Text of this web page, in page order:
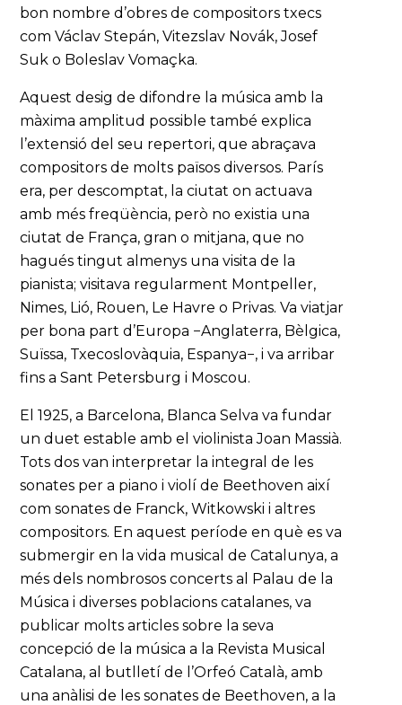
bon nombre d’obres de compositors txecs
com Václav Stepán, Vitezslav Novák, Josef
Suk o Boleslav Vomaçka.
Aquest desig de difondre la música amb la
màxima amplitud possible també explica
l’extensió del seu repertori, que abraçava
compositors de molts països diversos. París
era, per descomptat, la ciutat on actuava
amb més freqüència, però no existia una
ciutat de França, gran o mitjana, que no
hagués tingut almenys una visita de la
pianista; visitava regularment Montpeller,
Nimes, Lió, Rouen, Le Havre o Privas. Va viatjar
per bona part d’Europa −Anglaterra, Bèlgica,
Suïssa, Txecoslovàquia, Espanya−, i va arribar
fins a Sant Petersburg i Moscou.
El 1925, a Barcelona, Blanca Selva va fundar
un duet estable amb el violinista Joan Massià.
Tots dos van interpretar la integral de les
sonates per a piano i violí de Beethoven així
com sonates de Franck, Witkowski i altres
compositors. En aquest període en què es va
submergir en la vida musical de Catalunya, a
més dels nombrosos concerts al Palau de la
Música i diverses poblacions catalanes, va
publicar molts articles sobre la seva
concepció de la música a la Revista Musical
Catalana, al butlletí de l’Orfeó Català, amb
una anàlisi de les sonates de Beethoven, a la